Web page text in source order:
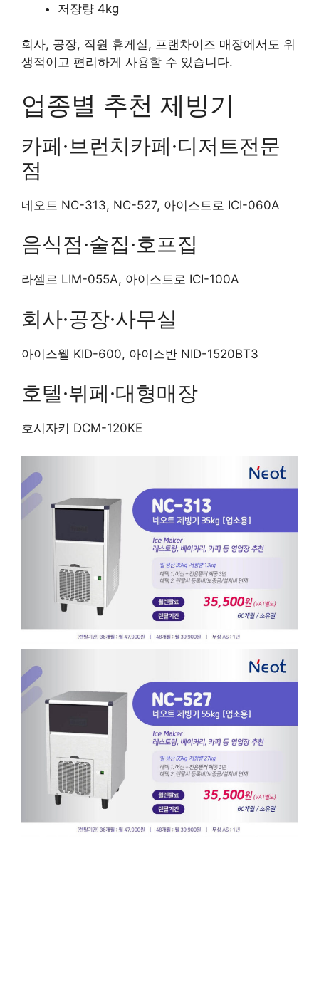
저장량 4kg
회사, 공장, 직원 휴게실, 프랜차이즈 매장에서도 위
생적이고 편리하게 사용할 수 있습니다.
업종별 추천 제빙기
카페·브런치카페·디저트전문
점
네오트 NC-313, NC-527, 아이스트로 ICI-060A
음식점·술집·호프집
라셀르 LIM-055A, 아이스트로 ICI-100A
회사·공장·사무실
아이스웰 KID-600, 아이스반 NID-1520BT3
호텔·뷔페·대형매장
호시자키 DCM-120KE